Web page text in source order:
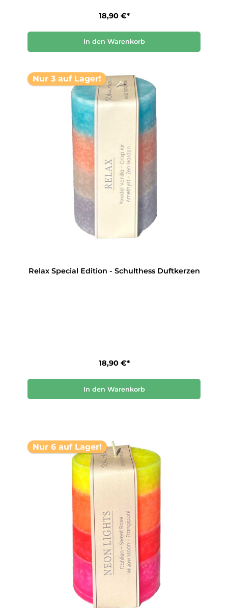
18,90 €*
In den Warenkorb
Nur 3 auf Lager!
Relax Special Edition - Schulthess Duftkerzen
18,90 €*
In den Warenkorb
Nur 6 auf Lager!